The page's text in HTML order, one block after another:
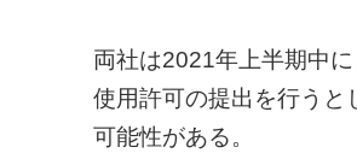
両社は2021年上半期中
使用許可の提出を行うと
可能性がある。